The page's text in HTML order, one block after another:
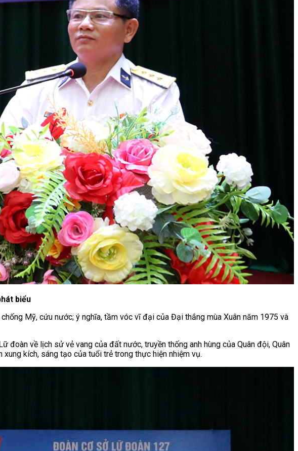
biểu
Mỹ, cứu nước; ý nghĩa, tầm vóc vĩ đại của Đại thắng mùa Xuân năm 1975 và
đoàn về lịch sử vẻ vang của đất nước, truyền thống anh hùng của Quân đội, Quân
kích, sáng tạo của tuổi trẻ trong thực hiện nhiệm vụ.